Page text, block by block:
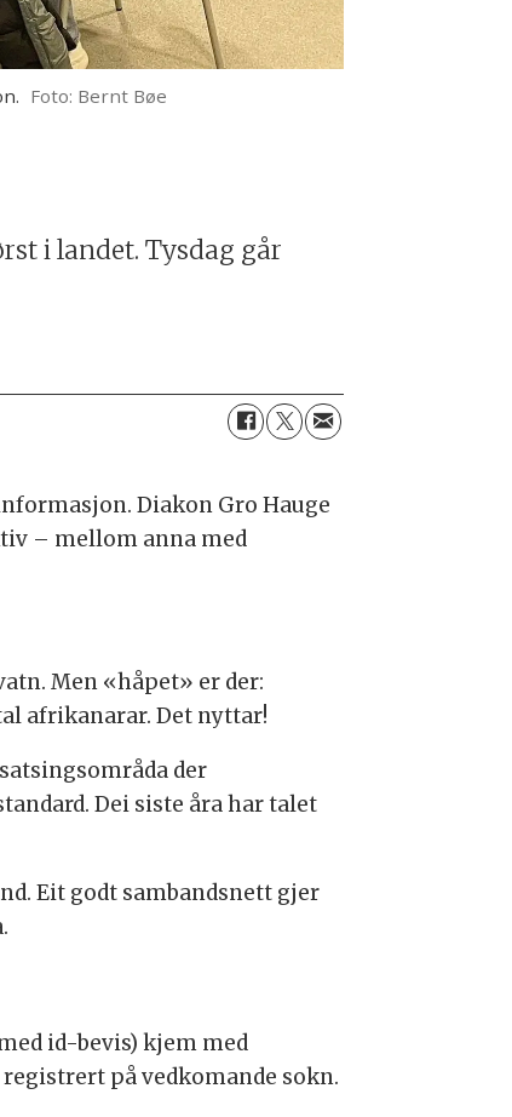
Foto: Bernt Bøe
i landet. Tysdag går
Diakon Gro Hauge
– mellom anna med
Men «håpet» er der:
afrikanarar. Det nyttar!
der
Dei siste åra har talet
Eit godt sambandsnett gjer
id-bevis) kjem med
på vedkomande sokn.